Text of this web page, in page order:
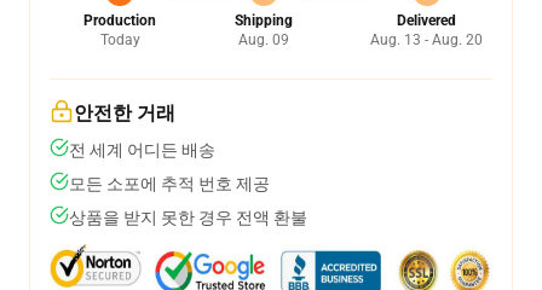
Production
Today
Shipping
Aug. 09
Delivered
Aug. 13 - Aug. 20
안전한 거래
전 세계 어디든 배송
모든 소포에 추적 번호 제공
상품을 받지 못한 경우 전액 환불